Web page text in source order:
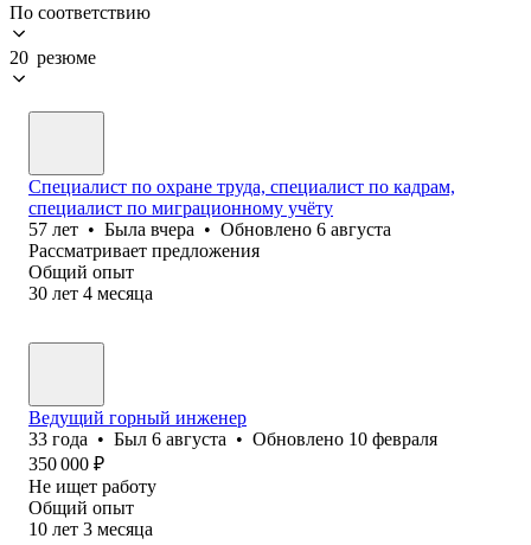
По соответствию
20 резюме
Специалист по охране труда, специалист по кадрам,
специалист по миграционному учёту
57 лет • Была вчера • Обновлено 6 августа
Рассматривает предложения
Общий опыт
30 лет 4 месяца
Ведущий горный инженер
33 года • Был 6 августа • Обновлено 10 февраля
350 000 ₽
Не ищет работу
Общий опыт
10 лет 3 месяца